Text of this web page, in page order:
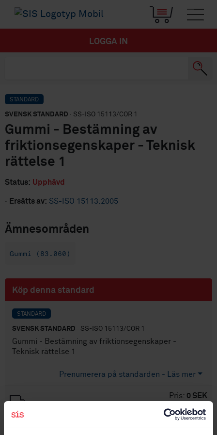
LOGGA IN
STANDARD
SVENSK STANDARD · SS-ISO 15113/COR 1
Gummi - Bestämning av
friktionsegenskaper - Teknisk
rättelse 1
Status: Upphävd
· Ersätts av: SS-ISO 15113:2005
Ämnesområden
Gummi (83.060)
Köp denna standard
STANDARD
SVENSK STANDARD · SS-ISO 15113/COR 1
Gummi - Bestämning av friktionsegenskaper -
Teknisk rättelse 1
Prenumerera på standarden - Läs mer
Pris: 0 SEK
Lägg i varukorgen